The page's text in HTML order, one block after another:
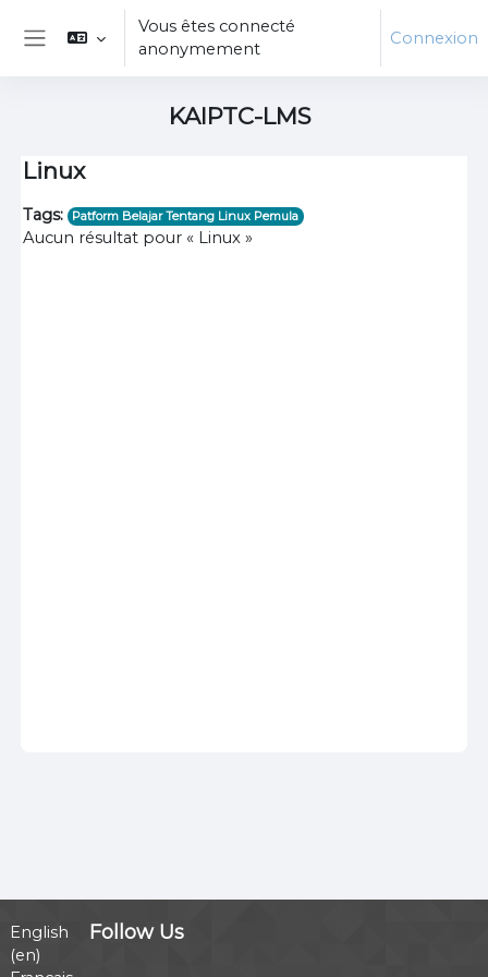
Passer au contenu principal
Panneau latéral
Vous êtes connecté
anonymement
Connexion
KAIPTC-LMS
Linux
Tags: Patform Belajar Tentang Linux Pemula
Aucun résultat pour « Linux »
English
‎(en)‎
Follow Us